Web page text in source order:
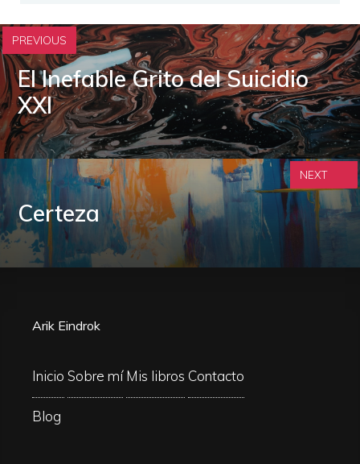
PREVIOUS
El Inefable Grito del Suicidio
XXI
Certeza
NEXT
Arik Eindrok
Inicio Sobre mí Mis libros Contacto
Blog